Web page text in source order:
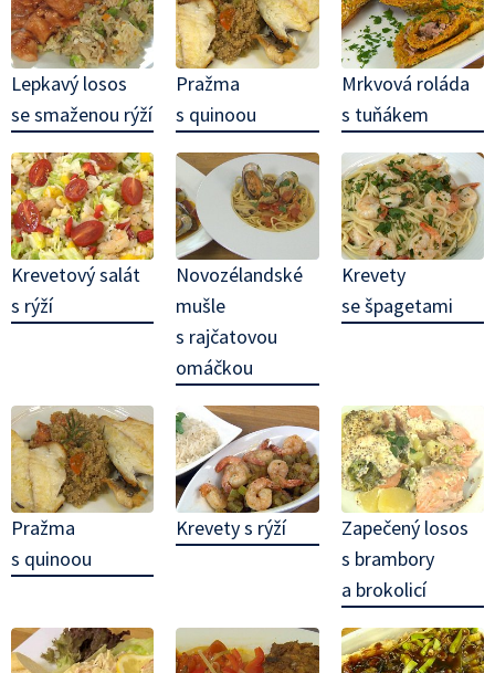
Lepkavý losos
se smaženou rýží
Pražma
s quinoou
Mrkvová roláda
s tuňákem
Krevetový salát
s rýží
Novozélandské
mušle
s rajčatovou
omáčkou
Krevety
se špagetami
Pražma
s quinoou
Krevety s rýží
Zapečený losos
s brambory
a brokolicí